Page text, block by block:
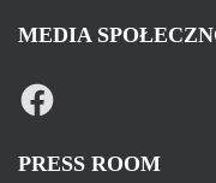
MEDIA
F
A
B
O
PRESS ROOM